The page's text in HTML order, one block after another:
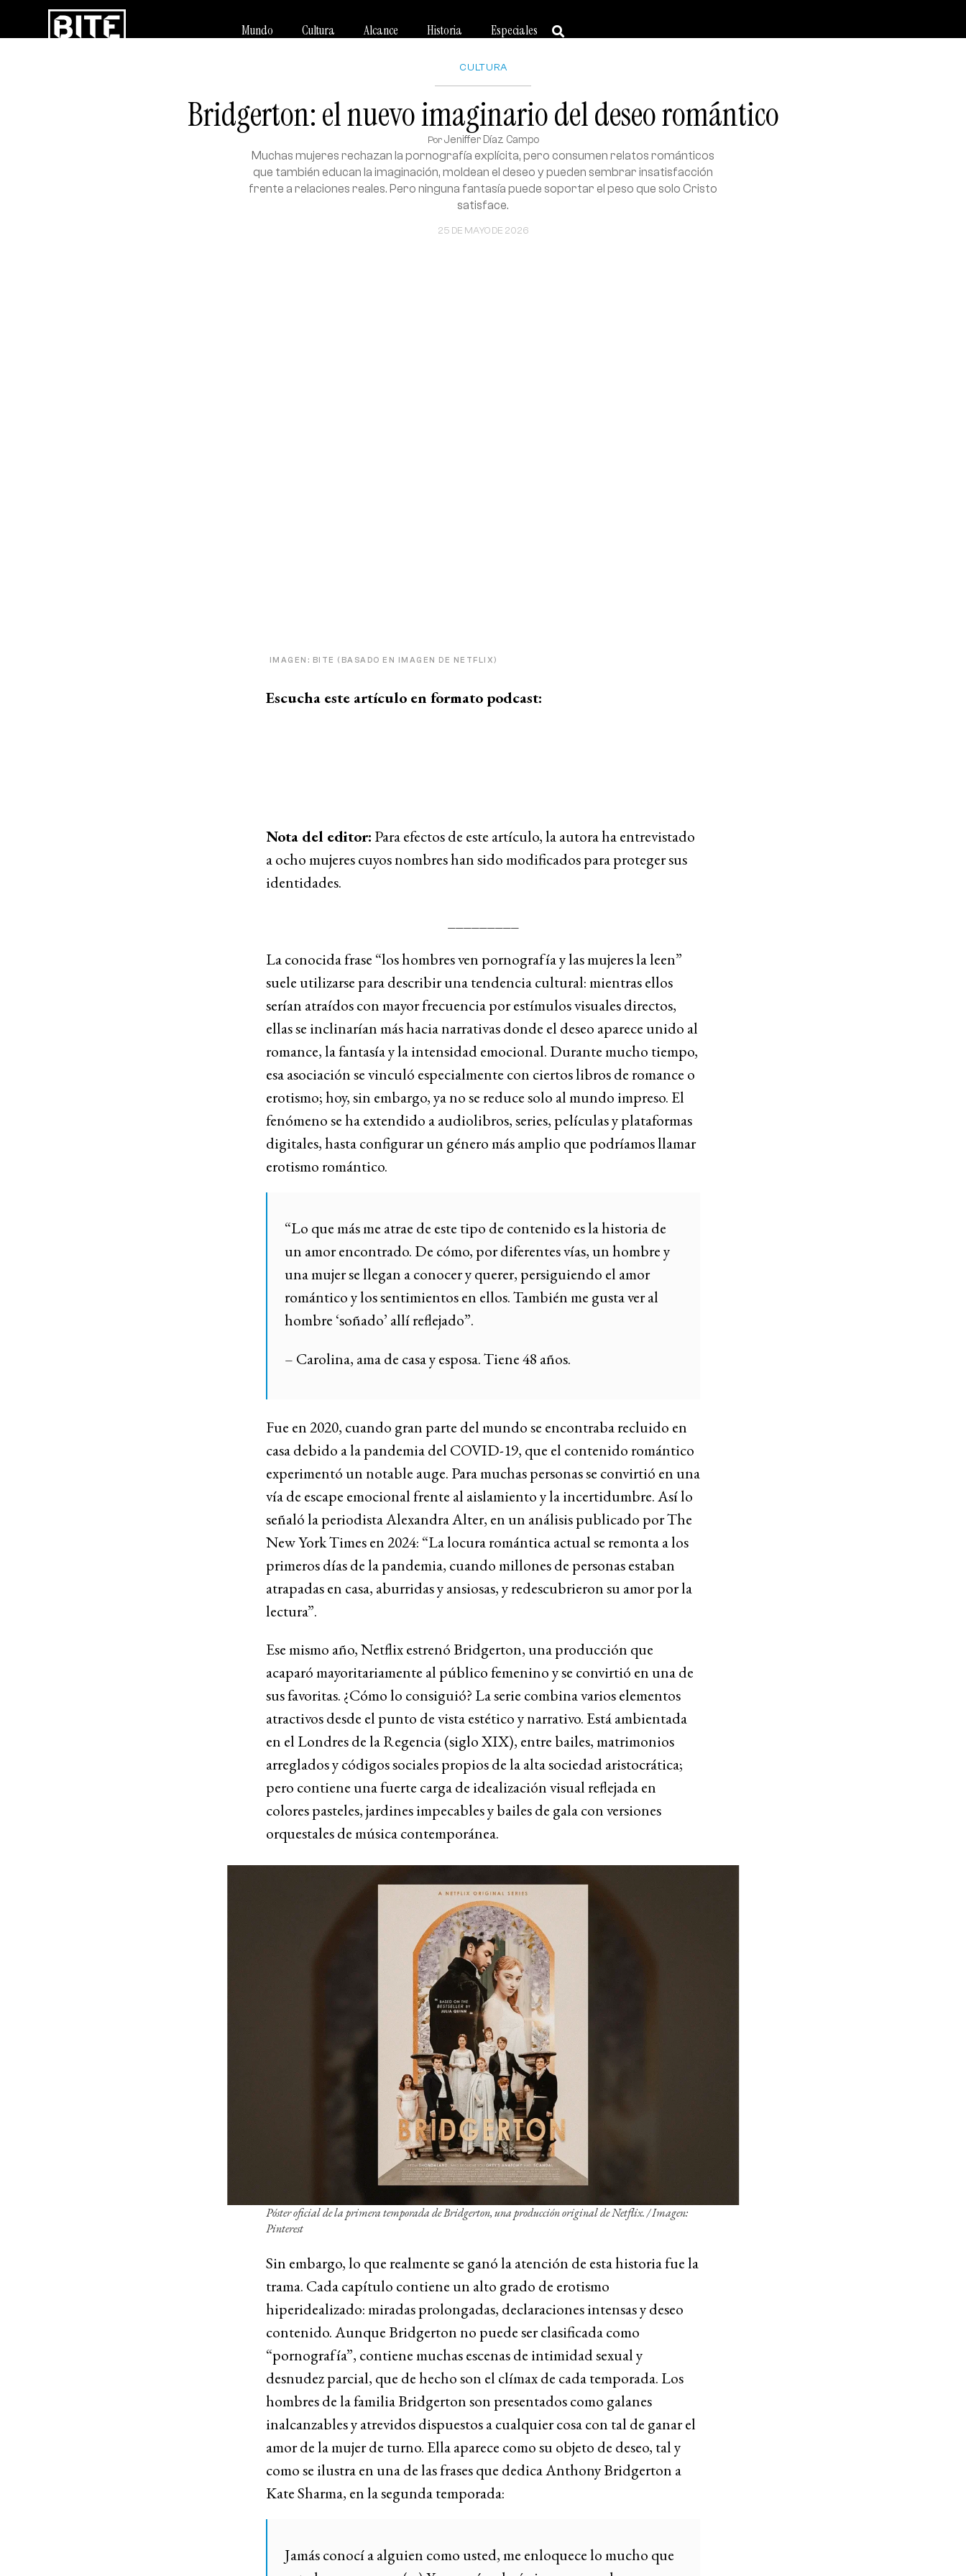
Mundo Cultura Alcance Historia Especiales
CULTURA
Bridgerton: el nuevo imaginario del deseo romántico
Por Jeniffer Díaz Campo
25 DE MAYO DE 2026
Muchas mujeres rechazan la pornografía explícita, pero consumen relatos románticos
que también educan la imaginación, moldean el deseo y pueden sembrar insatisfacción
frente a relaciones reales. Pero ninguna fantasía puede soportar el peso que solo Cristo
satisface.
IMAGEN: BITE (BASADO EN IMAGEN DE NETFLIX)
Escucha este artículo en formato podcast:
Nota del editor: Para efectos de este artículo, la autora ha entrevistado
a ocho mujeres cuyos nombres han sido modificados para proteger sus
identidades.
La conocida frase “los hombres ven pornografía y las mujeres la leen”
suele utilizarse para describir una tendencia cultural: mientras ellos
serían atraídos con mayor frecuencia por estímulos visuales directos,
ellas se inclinarían más hacia narrativas donde el deseo aparece unido al
romance, la fantasía y la intensidad emocional. Durante mucho tiempo,
esa asociación se vinculó especialmente con ciertos libros de romance o
erotismo; hoy, sin embargo, ya no se reduce solo al mundo impreso. El
fenómeno se ha extendido a audiolibros, series, películas y plataformas
digitales, hasta configurar un género más amplio que podríamos llamar
erotismo romántico.
“Lo que más me atrae de este tipo de contenido es la historia de
un amor encontrado. De cómo, por diferentes vías, un hombre y
una mujer se llegan a conocer y querer, persiguiendo el amor
romántico y los sentimientos en ellos. También me gusta ver al
hombre ‘soñado’ allí reflejado”.
– Carolina, ama de casa y esposa. Tiene 48 años.
Fue en 2020, cuando gran parte del mundo se encontraba recluido en
casa debido a la pandemia del COVID-19, que el contenido romántico
experimentó un notable auge. Para muchas personas se convirtió en una
vía de escape emocional frente al aislamiento y la incertidumbre. Así lo
señaló la periodista Alexandra Alter, en un análisis publicado por The
New York Times en 2024: “La locura romántica actual se remonta a los
primeros días de la pandemia, cuando millones de personas estaban
atrapadas en casa, aburridas y ansiosas, y redescubrieron su amor por la
lectura”.
Ese mismo año, Netflix estrenó Bridgerton, una producción que
acaparó mayoritariamente al público femenino y se convirtió en una de
sus favoritas. ¿Cómo lo consiguió? La serie combina varios elementos
atractivos desde el punto de vista estético y narrativo. Está ambientada
en el Londres de la Regencia (siglo XIX), entre bailes, matrimonios
arreglados y códigos sociales propios de la alta sociedad aristocrática;
pero contiene una fuerte carga de idealización visual reflejada en
colores pasteles, jardines impecables y bailes de gala con versiones
orquestales de música contemporánea.
Póster oficial de la primera temporada de Bridgerton, una producción original de Netflix. / Imagen:
Pinterest
Sin embargo, lo que realmente se ganó la atención de esta historia fue la
trama. Cada capítulo contiene un alto grado de erotismo
hiperidealizado: miradas prolongadas, declaraciones intensas y deseo
contenido. Aunque Bridgerton no puede ser clasificada como
“pornografía”, contiene muchas escenas de intimidad sexual y
desnudez parcial, que de hecho son el clímax de cada temporada. Los
hombres de la familia Bridgerton son presentados como galanes
inalcanzables y atrevidos dispuestos a cualquier cosa con tal de ganar el
amor de la mujer de turno. Ella aparece como su objeto de deseo, tal y
como se ilustra en una de las frases que dedica Anthony Bridgerton a
Kate Sharma, en la segunda temporada:
Jamás conocí a alguien como usted, me enloquece lo mucho que